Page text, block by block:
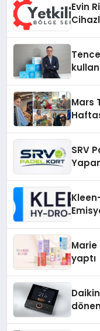
Evin
Mars
SRV
yaptı